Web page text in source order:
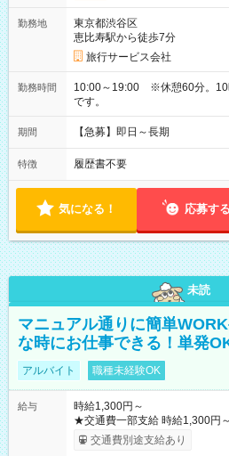
勤務地
東京都渋谷区
恵比寿駅から徒歩7分
旅行サービス会社
勤務時間
10:00～19:00 ※休憩60分。10
です。
期間 【急募】即日～長期
特徴 履歴書不要
気になる！ 応募する
未読
マニュアル通りに簡単
な時にお仕事できる！単発
アルバイト 職種未経験OK
給与
時給1,300円～
★交通費一部支給 時給1,300円～ ※試験・役割により手当あり
※勤務回数により昇給あり 【
り！】 希望される場合、勤務
交通費別途支給あり